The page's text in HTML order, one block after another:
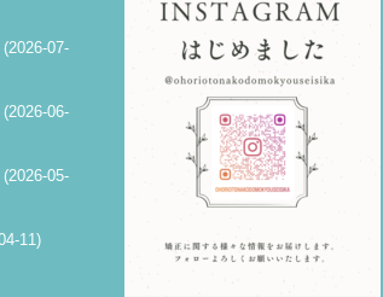
2026-07-
2026-06-
2026-05-
11